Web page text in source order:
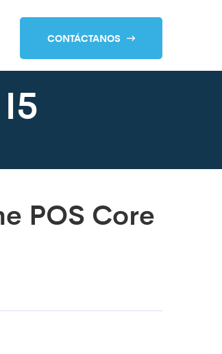
CONTÁCTANOS
POS Core